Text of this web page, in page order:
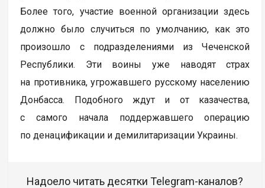
Более того, участие военной организации здесь
должно было случиться по умолчанию, как это
произошло с подразделениями из Чеченской
Республики. Эти воины уже наводят страх
на противника, угрожавшего русскому населению
Донбасса. Подобного ждут и от казачества,
с самого начала поддержавшего операцию
по денацификации и демилитаризации Украины.
Надоело читать десятки Telegram-каналов?